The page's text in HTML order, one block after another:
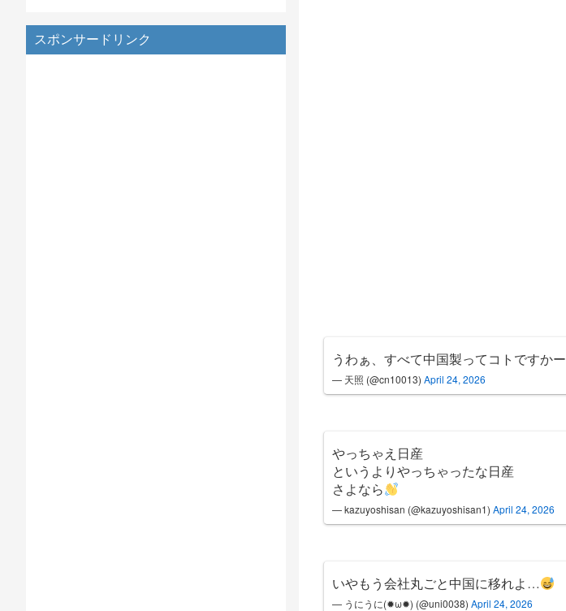
スポンサードリンク
うわぁ、すべて中国製ってコトですかー
— 天照 (@cn10013) April 24, 2026
やっちゃえ日産
というよりやっちゃったな日産
さよなら
— kazuyoshisan (@kazuyoshisan1) April 24, 2026
いやもう会社丸ごと中国に移れよ…
— うにうに(✹ω✹) (@uni0038) April 24, 2026